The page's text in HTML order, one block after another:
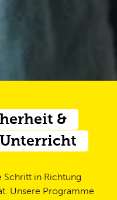
&
Schritt in Richtung
Unsere Programme